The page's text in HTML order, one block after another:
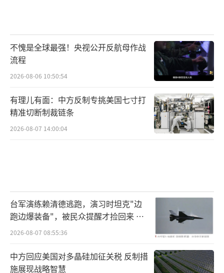
不愧是全球最强！央视公开反航母作战
流程
2026-08-06 10:50:54
有理儿有面：中方反制专挑美国七寸打
精准切断制裁链条
2026-08-07 14:00:04
台军演练赖清德逃跑，演习时坦克"边
跑边爆装备"，被民众提醒才捡回来 演
习状况频出引发关注
2026-08-07 08:55:36
中方回应美国对多晶硅加征关税 反制措
施展现战略智慧